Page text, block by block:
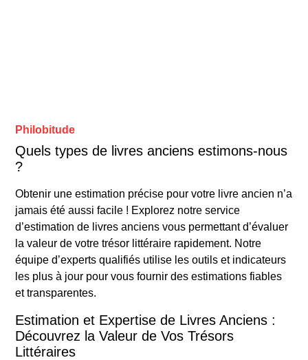
Philobitude
Quels types de livres anciens estimons-nous
?
Obtenir une estimation précise pour votre livre ancien n’a
jamais été aussi facile ! Explorez notre service
d’estimation de livres anciens vous permettant d’évaluer
la valeur de votre trésor littéraire rapidement. Notre
équipe d’experts qualifiés utilise les outils et indicateurs
les plus à jour pour vous fournir des estimations fiables
et transparentes.
Estimation et Expertise de Livres Anciens :
Découvrez la Valeur de Vos Trésors
Littéraires